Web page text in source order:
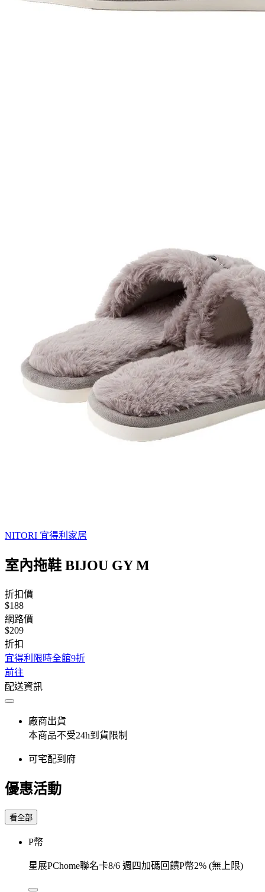
NITORI 宜得利家居
室內拖鞋 BIJOU GY M
折扣價
$188
網路價
$209
折扣
宜得利限時全館9折
前往
配送資訊
廠商出貨
本商品不受24h到貨限制
可宅配到府
優惠活動
看全部
P幣
星展PChome聯名卡8/6 週四加碼回饋P幣2% (無上限)